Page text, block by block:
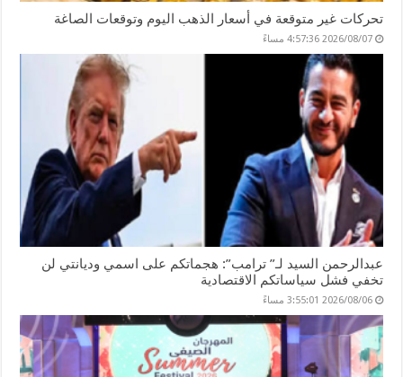
تحركات غير متوقعة في أسعار الذهب اليوم وتوقعات الصاغة
2026/08/07 4:57:36 مساءً
عبدالرحمن السيد لـ” ترامب”: هجماتكم على اسمي وديانتي لن
تخفي فشل سياساتكم الاقتصادية
2026/08/06 3:55:01 مساءً